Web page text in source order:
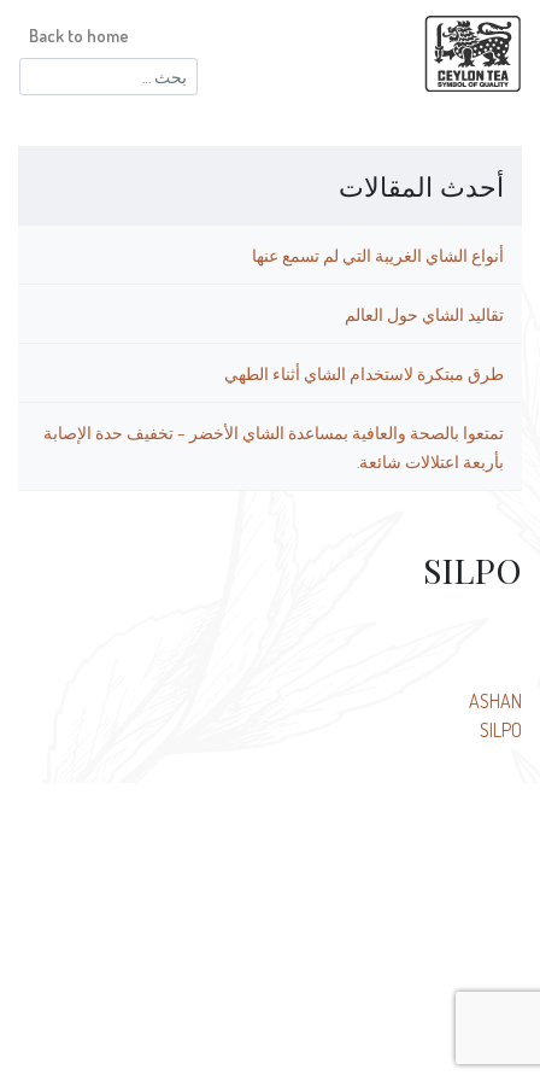
البحث
عن:
Back to home
أحدث المقالات
أنواع الشاي الغريبة التي لم تسمع عنها
تقاليد الشاي حول العالم
طرق مبتكرة لاستخدام الشاي أثناء الطهي
تمتعوا بالصحة والعافية بمساعدة الشاي الأخضر – تخفيف حدة الإصابة
بأربعة اعتلالات شائعة.
SILPO
تصفّح
المقالات
ASHAN
SILPO